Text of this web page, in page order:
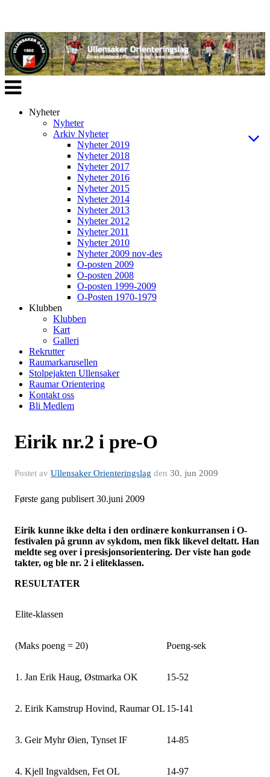
Veksle
navigasjon
Nyheter
Nyheter
Arkiv Nyheter
Nyheter 2019
Nyheter 2018
Nyheter 2017
Nyheter 2016
Nyheter 2015
Nyheter 2014
Nyheter 2013
Nyheter 2012
Nyheter 2011
Nyheter 2010
Nyheter 2009 nov-des
O-posten 2009
O-posten 2008
O-posten 1999-2009
O-Posten 1970-1979
Klubben
Klubben
Kart
Galleri
Rekrutter
Raumarkarusellen
Stolpejakten Ullensaker
Raumar Orientering
Kontakt oss
Bli Medlem
Eirik nr.2 i pre-O
Postet av Ullensaker Orienteringslag den 30. jun 2009
Første gang publisert 30.juni 2009
Eirik kunne ikke delta i den ordinære konkurransen i O-
festivalen på grunn av sykdom, men fikk likevel deltatt. Han
meldte seg over i presisjonsorientering. Der viste han gode
takter, og ble nr. 2 i eliteklassen.
RESULTATER
Elite-klassen
(Maks poeng = 20) Poeng-sek
1. Jan Erik Haug, Østmarka OK 15-52
2. Eirik Kamstrup Hovind, Raumar OL 15-141
3. GeirMyhrØien, Tynset IF 14-85
4. Kjell Ingvaldsen, Fet OL 14-97